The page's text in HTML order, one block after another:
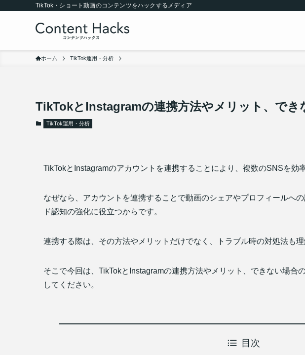
TikTok・ショート動画のコンテンツをハックするメディア
ホーム TikTok運用・分析
TikTokとInstagramの連携方法やメリット、でき
TikTok運用・分析
TikTokとInstagramのアカウントを連携することにより、複数のSNSを効
なぜなら、アカウントを連携することで動画のシェアやプロフィールへ
ド認知の強化に役立つからです。
連携する際は、その方法やメリットだけでなく、トラブル時の対処法も理
そこで今回は、TikTokとInstagramの連携方法やメリット、できない場合
してください。
目次